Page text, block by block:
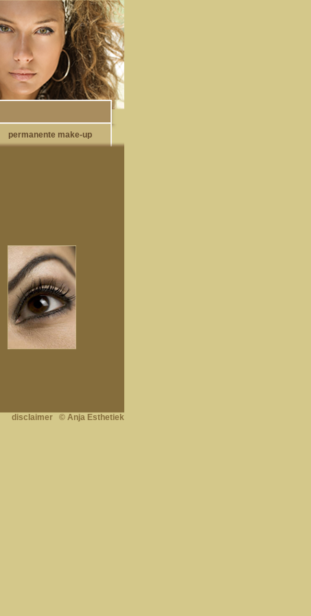
permanente make-up
disclaimer © Anja Esthetiek